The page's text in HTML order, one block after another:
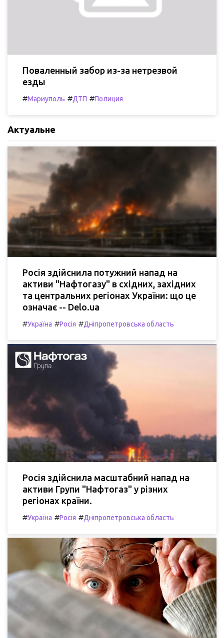
Поваленный забор из-за нетрезвой
езды
#Мариуполь #ДТП #Полиция
Актуальне
Росія здійснила потужний напад на
активи "Нафтогазу" в східних, західних
та центральних регіонах України: що це
означає -- Delo.ua
#Україна #Росія #Дніпропетровська область
Росія здійснила масштабний напад на
активи Групи "Нафтогаз" у різних
регіонах країни.
#Україна #Росія #Дніпропетровська область